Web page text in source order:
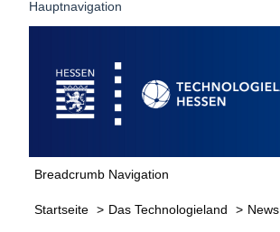
Hauptnavigation
Startseite
Breadcrumb Navigation
Startseite Das Technologieland News